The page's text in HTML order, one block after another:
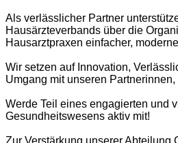
Als verlässlicher Partner
Hausärzteverbands über die
Hausarztpraxen einfacher,
Wir setzen auf Innovation,
Umgang mit unseren
Werde Teil eines engagierten und
Gesundheitswesens aktiv mit!
Zur Verstärkung unserer Abteilung